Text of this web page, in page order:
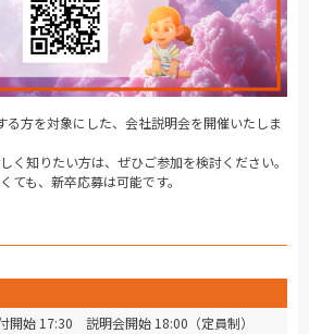
る方を対象にした、会社説明会を開催いたしま
く知りたい方は、ぜひご参加を検討ください。
も、新卒応募は可能です。
開始 17:30 説明会開始 18:00（定員制）